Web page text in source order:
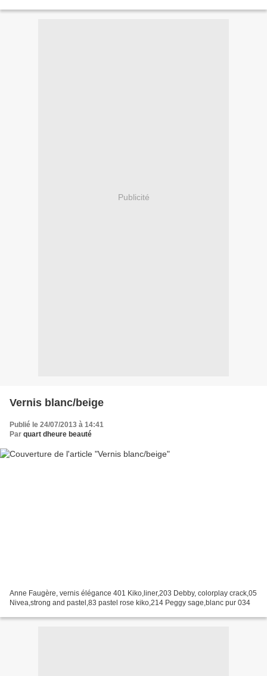
Publicité
Vernis blanc/beige
Publié le 24/07/2013 à 14:41
Par quart dheure beauté
Anne Faugère, vernis élégance 401 Kiko,liner,203 Debby, colorplay crack,05
Nivea,strong and pastel,83 pastel rose kiko,214 Peggy sage,blanc pur 034